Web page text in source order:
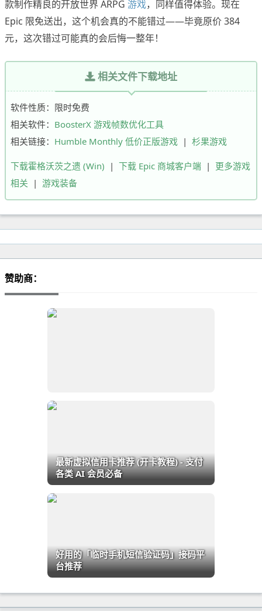
款制作精良的开放世界 ARPG 游戏，同样值得体验。现在
Epic 限免送出，这个机会真的不能错过——毕竟原价 384
元，这次错过可能真的会后悔一整年！
相关文件下载地址
软件性质：限时免费
相关软件： BoosterX 游戏帧数优化工具
相关链接： Humble Monthly 低价正版游戏 | 杉果游戏
下载霍格沃茨之遗 (Win) | 下载 Epic 商城客户端 | 更多游戏
相关 | 游戏装备
赞助商：
最新虚拟信用卡推荐 (开卡教程) - 支付
各类 AI 会员必备
好用的「临时手机短信验证码」接码平
台推荐